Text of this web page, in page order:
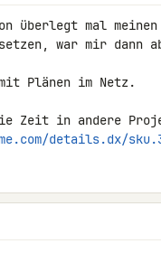
überlegt mal
war mir dann
Plänen im Netz.
details.dx/